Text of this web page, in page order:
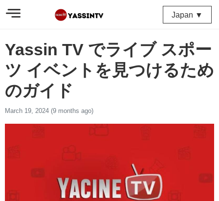
Japan ▼
Yassin TV でライブ スポー
ツ イベントを見つけるため
のガイド
March 19, 2024 (9 months ago)